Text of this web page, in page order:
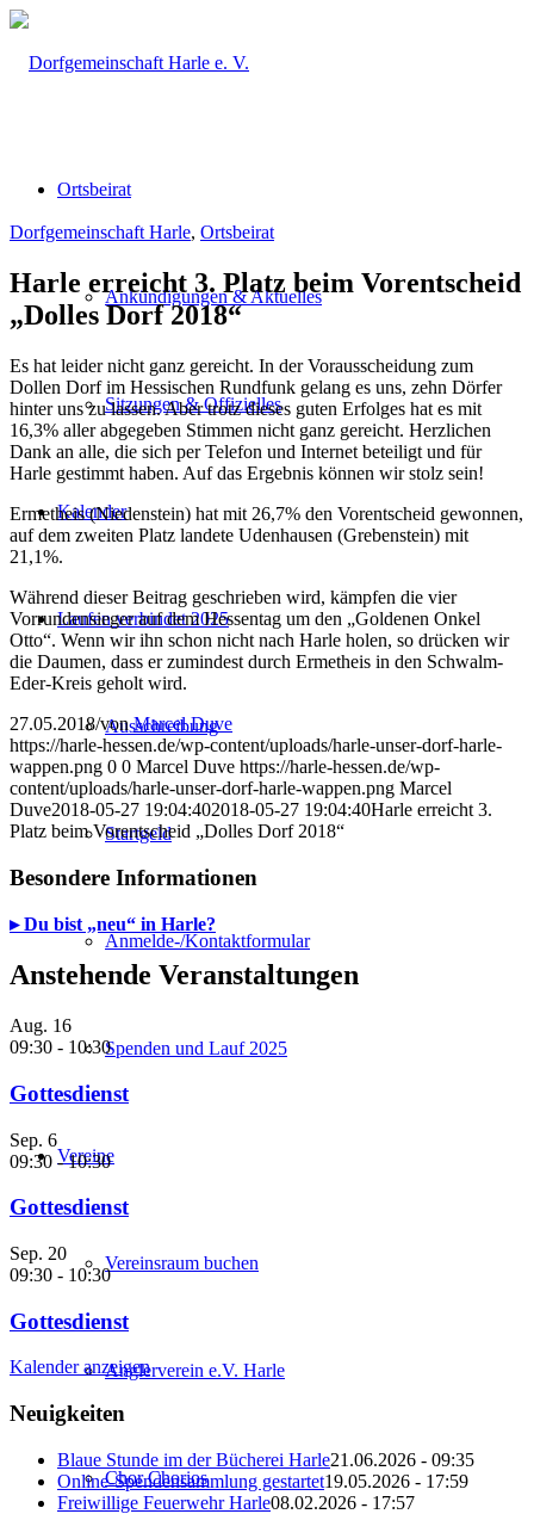
Ortsbeirat
Ankündigungen & Aktuelles
Sitzungen & Offizielles
Kalender
Laufen verbindet 2025
Ausschreibung
Startgeld
Anmelde-/Kontaktformular
Spenden und Lauf 2025
Vereine
Vereinsraum buchen
Anglerverein e.V. Harle
Chor Chorios
Dorfgemeinschaft Harle, Ortsbeirat
Harle erreicht 3. Platz beim Vorentscheid
„Dolles Dorf 2018“
Es hat leider nicht ganz gereicht. In der Vorausscheidung zum
Dollen Dorf im Hessischen Rundfunk gelang es uns, zehn Dörfer
hinter uns zu lassen. Aber trotz dieses guten Erfolges hat es mit
16,3% aller abgegeben Stimmen nicht ganz gereicht. Herzlichen
Dank an alle, die sich per Telefon und Internet beteiligt und für
Harle gestimmt haben. Auf das Ergebnis können wir stolz sein!
Ermetheis (Niedenstein) hat mit 26,7% den Vorentscheid gewonnen,
auf dem zweiten Platz landete Udenhausen (Grebenstein) mit
21,1%.
Während dieser Beitrag geschrieben wird, kämpfen die vier
Vorrundensieger auf dem Hessentag um den „Goldenen Onkel
Otto“. Wenn wir ihn schon nicht nach Harle holen, so drücken wir
die Daumen, dass er zumindest durch Ermetheis in den Schwalm-
Eder-Kreis geholt wird.
27.05.2018/vonMarcel Duve
https://harle-hessen.de/wp-content/uploads/harle-unser-dorf-harle-
wappen.png 0 0 Marcel Duve https://harle-hessen.de/wp-
content/uploads/harle-unser-dorf-harle-wappen.png Marcel
Duve2018-05-27 19:04:402018-05-27 19:04:40Harle erreicht 3.
Platz beim Vorentscheid „Dolles Dorf 2018“
Besondere Informationen
▸ Du bist „neu“ in Harle?
Anstehende Veranstaltungen
Aug. 16
09:30 - 10:30
Gottesdienst
Sep. 6
09:30 -10:30
Gottesdienst
Sep. 20
09:30 - 10:30
Gottesdienst
Kalender anzeigen
Neuigkeiten
Blaue Stunde im der Bücherei Harle21.06.2026 - 09:35
Online-Spendensammlung gestartet19.05.2026 - 17:59
Freiwillige Feuerwehr Harle08.02.2026 - 17:57